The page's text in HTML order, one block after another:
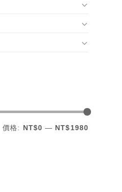
價格: NT$0 — NT$1980